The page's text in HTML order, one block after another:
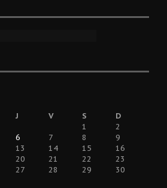
J V S
D
1
2
6 7 8
9
13 14 15
16
20 21 22
23
27 28 29
30